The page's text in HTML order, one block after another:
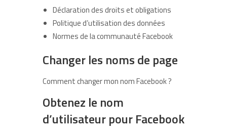
Déclaration des droits et obligations
Politique d’utilisation des données
Normes de la communauté Facebook
Changer les noms de page
Comment changer mon nom Facebook ?
Obtenez le nom
d’utilisateur pour Facebook